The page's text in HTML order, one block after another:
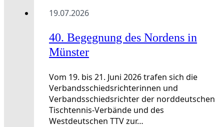
19.07.2026
40. Begegnung des Nordens in
Münster
Vom 19. bis 21. Juni 2026 trafen sich die
Verbandsschiedsrichterinnen und
Verbandsschiedsrichter der norddeutschen
Tischtennis-Verbände und des
Westdeutschen TTV zur…